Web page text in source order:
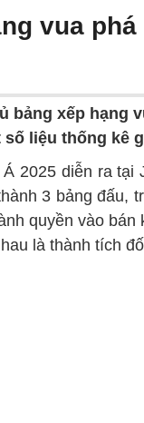
vua
bảng xếp hạng
số liệu thống kê
2025 diễn ra tại
3 bảng đấu,
quyền vào
là thành tích